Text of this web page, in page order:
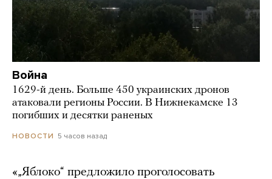
Война
1629-й день. Больше 450 украинских дронов
атаковали регионы России. В Нижнекамске 13
погибших и десятки раненых
НОВОСТИ 5 часов назад
«„Яблоко“ предложило проголосовать